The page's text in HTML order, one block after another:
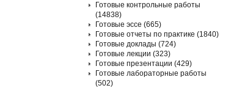
Готовые контрольные работы
(14838)
Готовые эссе (665)
Готовые отчеты по практике (1840)
Готовые доклады (724)
Готовые лекции (323)
Готовые презентации (429)
Готовые лабораторные работы
(502)